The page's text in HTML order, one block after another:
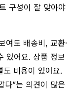
구성이 잘 맞아야
여도 배송비, 교환·
있어요. 상품 정보
도 비용이 있어요.
다”는 의견이 많은